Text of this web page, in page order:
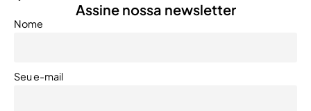
Assine nossa newsletter
Nome
Seu e-mail